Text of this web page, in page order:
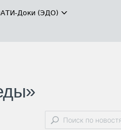
АТИ-Доки (ЭДО)